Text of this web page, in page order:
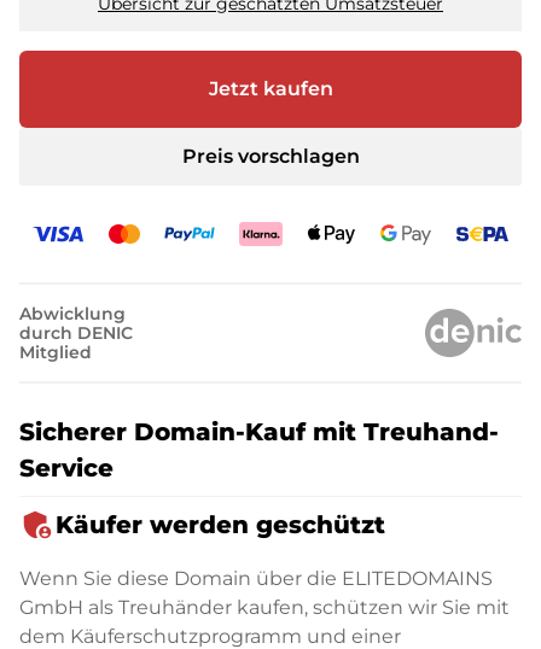
Jetzt kaufen
Preis vorschlagen
Abwicklung
durch DENIC
Mitglied
Sicherer Domain-Kauf mit Treuhand-
Service
admin_panel_settingsKäufer werden geschützt
Wenn Sie diese Domain über die ELITEDOMAINS
GmbH als Treuhänder kaufen, schützen wir Sie mit
dem Käuferschutzprogramm und einer